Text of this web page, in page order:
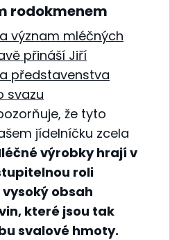
rodokmenem
význam mléčných
přináší Jiří
představenstva
svazu
že tyto
jídelníčku zcela
výrobky hrají v
roli
obsah
které jsou tak
svalové hmoty.